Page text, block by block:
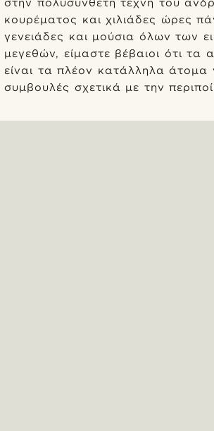
στην πολυσύνθετη τέχνη του
κουρέματος και χιλιάδες ώρες
γενειάδες και μούσια όλων των
μεγεθών, είμαστε βέβαιοι ότι τα
είναι τα πλέον κατάλληλα άτομα
συμβουλές σχετικά με την